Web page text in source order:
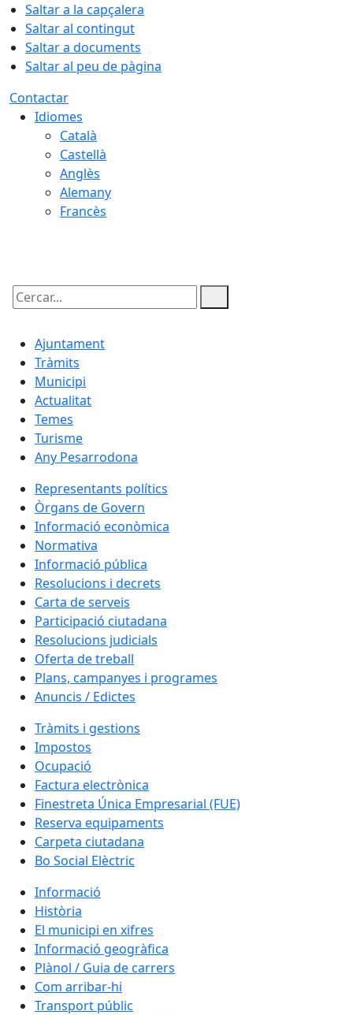
Saltar a la capçalera
Saltar al contingut
Saltar a documents
Saltar al peu de pàgina
Contactar
Idiomes
Català
Castellà
Anglès
Alemany
Francès
Cercar:
Ajuntament
Tràmits
Municipi
Actualitat
Temes
Turisme
Any Pesarrodona
Representants polítics
Òrgans de Govern
Informació econòmica
Normativa
Informació pública
Resolucions i decrets
Carta de serveis
Participació ciutadana
Resolucions judicials
Oferta de treball
Plans, campanyes i programes
Anuncis / Edictes
Tràmits i gestions
Impostos
Ocupació
Factura electrònica
Finestreta Única Empresarial (FUE)
Reserva equipaments
Carpeta ciutadana
Bo Social Elèctric
Informació
Història
El municipi en xifres
Informació geogràfica
Plànol / Guia de carrers
Com arribar-hi
Transport públic